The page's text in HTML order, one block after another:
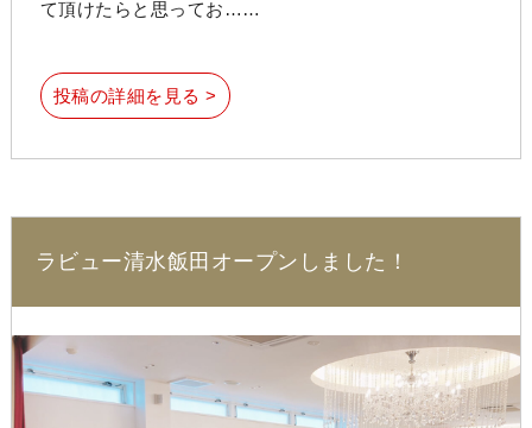
て頂けたらと思ってお……
投稿の詳細を見る >
ラビュー清水飯田オープンしました！